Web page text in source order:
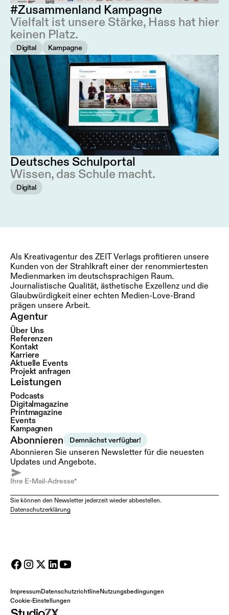
#Zusammenland Kampagne
Vielfalt ist unsere Stärke, Hass hat hier
keinen Platz.
Digital Kampagne
Deutsches Schulportal
Wissen, das Schule macht.
Digital
Als Kreativagentur des ZEIT Verlags profitieren unsere
Kunden von der Strahlkraft einer der renommiertesten
Medienmarken im deutschsprachigen Raum.
Journalistische Qualität, ästhetische Exzellenz und die
Glaubwürdigkeit einer echten Medien-Love-Brand
prägen unsere Arbeit.
Agentur
Über Uns
Referenzen
Kontakt
Karriere
Aktuelle Events
Projekt anfragen
Leistungen
Podcasts
Digitalmagazine
Printmagazine
Events
Kampagnen
Abonnieren Demnächst verfügbar!
Abonnieren Sie unseren Newsletter für die neuesten
Updates und Angebote.
Sie können den Newsletter jederzeit wieder abbestellen.
Datenschutzerklärung
ImpressumDatenschutzrichtlineNutzungsbedingungen
Cookie-Einstellungen